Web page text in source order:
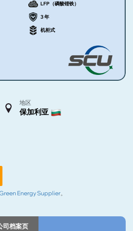
LFP（磷酸锂铁）
3 年
机柜式
地区
保加利亚
Energy Supplier。
司档案页